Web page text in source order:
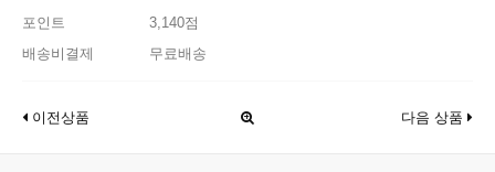
포인트
3,140점
배송비결제
무료배송
이전상품 다음 상품